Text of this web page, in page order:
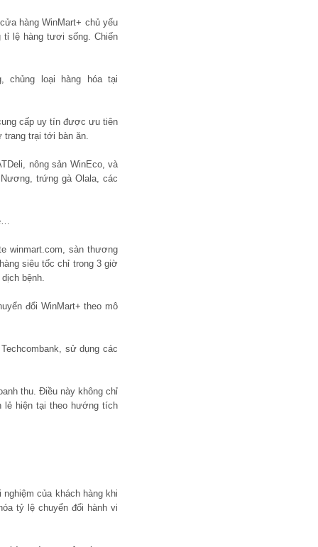
hàng WinMart+ chủ yếu
tỉ lệ hàng tươi sống. Chiến
chủng loại hàng hóa tại
cấp uy tín được ưu tiên
trại tới bàn ăn.
nông sản WinEco, và
trứng gà Olala, các
winmart.com, sàn thương
siêu tốc chỉ trong 3 giờ
bệnh.
đổi WinMart+ theo mô
sử dụng các
thu. Điều này không chỉ
lẻ hiện tại theo hướng tích
của khách hàng khi
tỷ lệ chuyển đổi hành vi